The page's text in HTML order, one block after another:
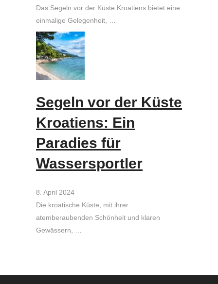
Das Segeln vor der Küste Kroatiens bietet eine
einmalige Gelegenheit, …
Segeln vor der Küste
Kroatiens: Ein
Paradies für
Wassersportler
8. April 2024
Die kroatische Küste, mit ihrer
atemberaubenden Schönheit und klaren
Gewässern, …